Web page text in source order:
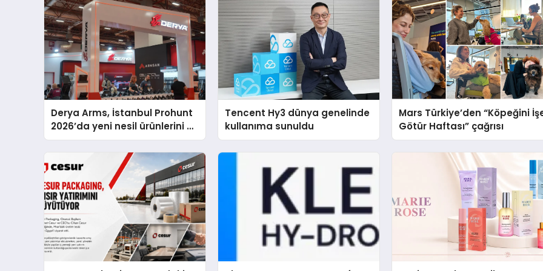
Derya Arms, İstanbul Prohunt
2026’da yeni nesil ürünlerini ve
global marka vizyonunu
Tencent Hy3 dünya genelinde
kullanıma sunuldu
Mars Türkiye’den “Köpeğini
Götür Haftası” çağrısı